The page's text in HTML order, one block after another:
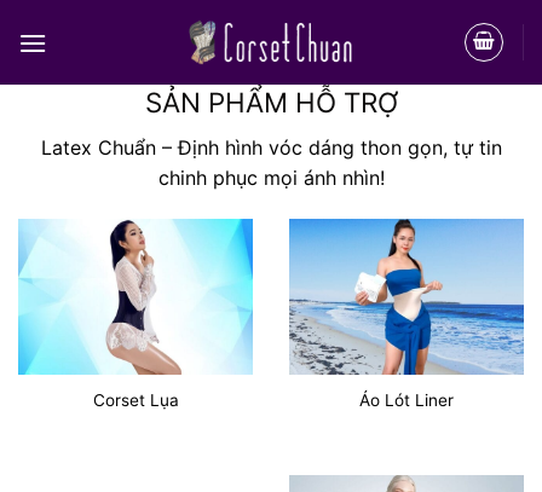
qua
SẢN PHẨM HỖ TRỢ
Latex Chuẩn – Định hình vóc dáng thon gọn, tự tin
chinh phục mọi ánh nhìn!
Corset Lụa Áo Lót Liner